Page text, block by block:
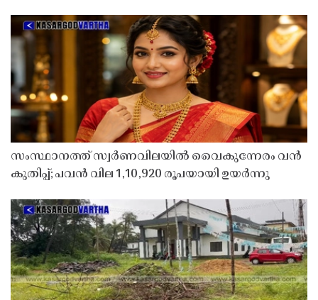
സംസ്ഥാനത്ത് സ്വർണവിലയിൽ വൈകുന്നേരം വൻ
കുതിപ്പ്; പവൻ വില 1,10,920 രൂപയായി ഉയർന്നു